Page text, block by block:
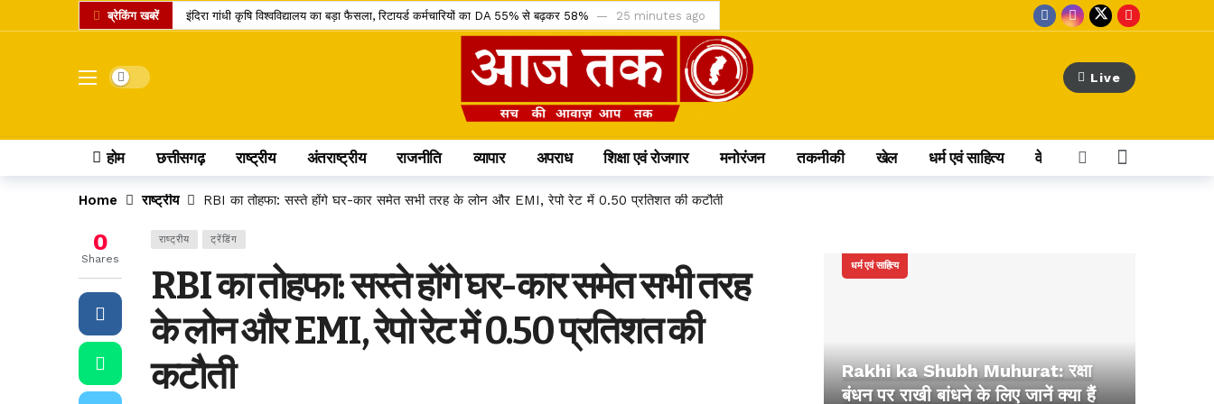
ब्रेकिंग खबरें इंदिरा गांधी कृषि विश्वविद्यालय का बड़ा फैसला, रिटायर्ड कर्मचारियों का DA 55% से बढ़कर 58% 25 minutes ago
छत्तीसगढ़ में राशन वितरण का नया मॉडल, अब ग्रीन ATM से मिलेगा मुफ्त अनाज 33 minutes ago
छत्तीसगढ़ के यात्रियों के लिए खुशखबरी, 240 इलेक्ट्रिक बसों को मिली मंजूरी 38 minutes ago
स्वतंत्रता दिवस पर बस्तर में ऐतिहासिक पहल, पहली बार 92 गांवों में फहरेगा तिरंगा 3 hours ago
रायपुर समेत कई जिलों में तेज बारिश की संभावना, IMD ने जारी किया ऑरेंज और येलो अलर्ट
डोंगरगढ़ BJP मंडल इकाई भंग, 5 कार्यकर्ता निष्कासित; अनुशासन पर बोले डिप्टी CM अरुण साव 23 hours ago
Dark mode Live
होम छत्तीसगढ़ राष्ट्रीय अंतराष्ट्रीय राजनीति व्यापार अपराध शिक्षा एवं रोजगार मनोरंजन तकनीकी खेल धर्म एवं साहित्य वेब स्टोरी अन्य खबर
Home राष्ट्रीय RBI का तोहफा: सस्ते होंगे घर-कार समेत सभी तरह के लोन और EMI, रेपो रेट में 0.50 प्रतिशत की कटौती
राष्ट्रीय ट्रेंडिंग
RBI का तोहफा: सस्ते होंगे घर-कार समेत सभी तरह
के लोन और EMI, रेपो रेट में 0.50 प्रतिशत की
कटौती
0
Shares
धर्म एवं साहित्य
Rakhi ka Shubh Muhurat: रक्षा
बंधन पर राखी बांधने के लिए जानें क्या हैं